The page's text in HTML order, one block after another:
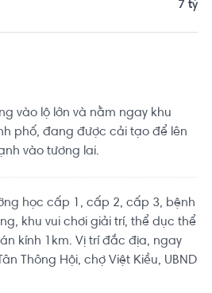
7 tỷ
vào lộ lớn và nằm ngay khu
phố, đang được cải tạo để lên
vào tương lai.
học cấp 1, cấp 2, cấp 3, bệnh
khu vui chơi giải trí, thể dục thể
kính 1km. Vị trí đắc địa, ngay
Thông Hội, chợ Việt Kiều, UBND